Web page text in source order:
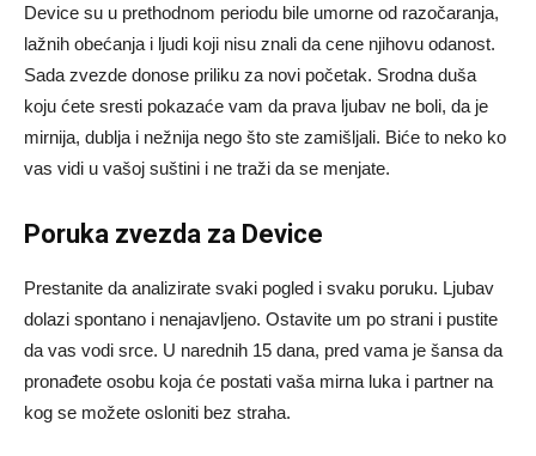
Device su u prethodnom periodu bile umorne od razočaranja,
lažnih obećanja i ljudi koji nisu znali da cene njihovu odanost.
Sada zvezde donose priliku za novi početak. Srodna duša
koju ćete sresti pokazaće vam da prava ljubav ne boli, da je
mirnija, dublja i nežnija nego što ste zamišljali. Biće to neko ko
vas vidi u vašoj suštini i ne traži da se menjate.
Poruka zvezda za Device
Prestanite da analizirate svaki pogled i svaku poruku. Ljubav
dolazi spontano i nenajavljeno. Ostavite um po strani i pustite
da vas vodi srce. U narednih 15 dana, pred vama je šansa da
pronađete osobu koja će postati vaša mirna luka i partner na
kog se možete osloniti bez straha.